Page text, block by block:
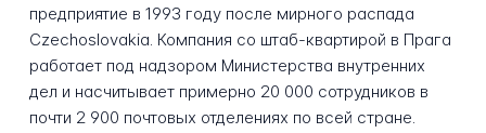
предприятие в 1993 году после мирного распада
Czechoslovakia. Компания со штаб-квартирой в Прага
работает под надзором Министерства внутренних
дел и насчитывает примерно 20 000 сотрудников в
почти 2 900 почтовых отделениях по всей стране.